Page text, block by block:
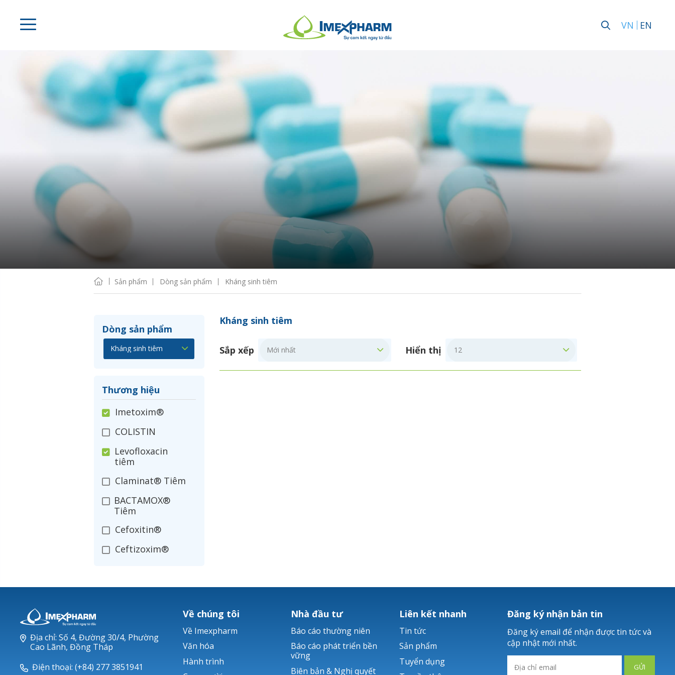
VN EN
Sản phẩm Dòng sản phẩm Kháng sinh tiêm
Dòng sản phẩm
Thương hiệu
Imetoxim®
COLISTIN
Levofloxacin
tiêm
Claminat® Tiêm
BACTAMOX®
Tiêm
Cefoxitin®
Ceftizoxim®
Nerusyn®
Ticarlinat®
Zobacta®
Kháng sinh tiêm
Sắp xếp Hiển thị
Địa chỉ: Số 4, Đường 30/4, Phường
Cao Lãnh, Đồng Tháp
Điện thoại: (+84) 277 3851941
Về chúng tôi
Về Imexpharm
Văn hóa
Hành trình
Nhà đầu tư
Báo cáo thường niên
Báo cáo phát triển bền
vững
Biên bản & Nghị quyết
Liên kết nhanh
Tin tức
Sản phẩm
Tuyển dụng
Đăng ký nhận bản tin
Đăng ký email để nhận được tin tức và
cập nhật mới nhất.
GỬI